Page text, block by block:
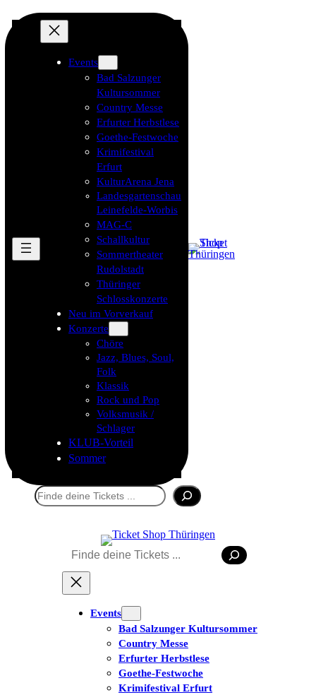
Events
Bad Salzunger
Kultursommer
Country Messe
Erfurter Herbstlese
Goethe-Festwoche
Krimifestival
Erfurt
KulturArena Jena
Landesgartenschau
Leinefelde-Worbis
MAG-C
Schallkultur
Sommertheater
Rudolstadt
Thüringer
Schlosskonzerte
Neu im Vorverkauf
Konzerte
Chöre
Jazz, Blues, Soul,
Folk
Klassik
Rock und Pop
Volksmusik /
Schlager
KLUB-Vorteil
Sommer
Suchen
Suchen
Events
Bad Salzunger Kultursommer
Country Messe
Erfurter Herbstlese
Goethe-Festwoche
Krimifestival Erfurt
Tickets kaufen